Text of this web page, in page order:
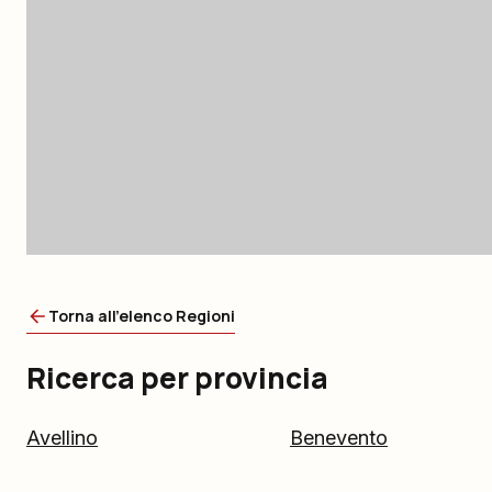
Torna all'elenco Regioni
Ricerca per provincia
Avellino Benevento